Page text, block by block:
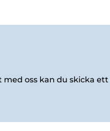
oss kan du skicka ett